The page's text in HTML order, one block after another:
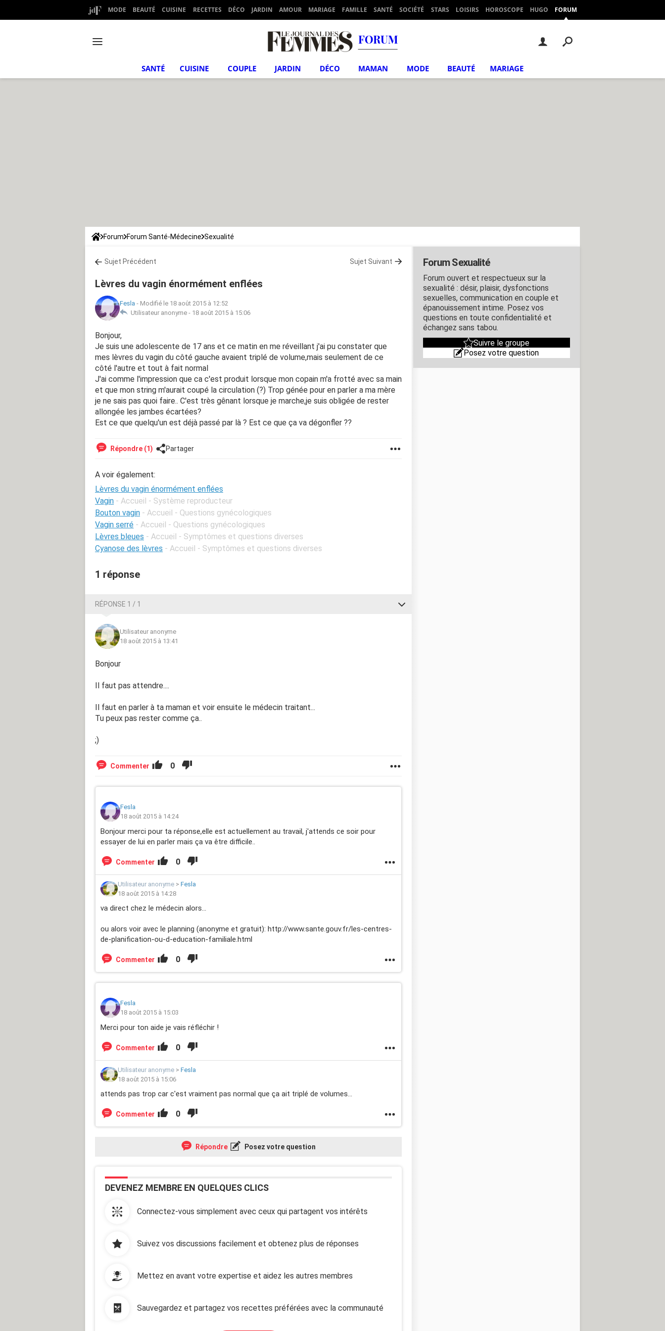
MODE BEAUTÉ CUISINE RECETTES DÉCO JARDIN AMOUR MARIAGE FAMILLE SANTÉ SOCIÉTÉ STARS LOISIRS HOROSCOPE HUGO FORUM
FORUM
SANTÉ CUISINE COUPLE JARDIN DÉCO MAMAN MODE BEAUTÉ MARIAGE
Forum Forum Santé-Médecine Sexualité
Sujet Précédent Sujet Suivant
Lèvres du vagin énormément enflées
Fesla - Modifié le 18 août 2015 à 12:52
Utilisateur anonyme - 18 août 2015 à 15:06
Bonjour,
Je suis une adolescente de 17 ans et ce matin en me réveillant j'ai pu constater que
mes lèvres du vagin du côté gauche avaient triplé de volume,mais seulement de ce
côté l'autre et tout à fait normal
J'ai comme l'impression que ca c'est produit lorsque mon copain m'a frotté avec sa main
et que mon string m'aurait coupé la circulation (?) Trop génée pour en parler a ma mère
je ne sais pas quoi faire.. C'est très gênant lorsque je marche,je suis obligée de rester
allongée les jambes écartées?
Est ce que quelqu'un est déjà passé par là ? Est ce que ça va dégonfler ??
Répondre (1) Partager
A voir également:
Lèvres du vagin énormément enflées
Vagin - Accueil - Système reproducteur
Bouton vagin - Accueil - Questions gynécologiques
Vagin serré - Accueil - Questions gynécologiques
Lèvres bleues - Accueil - Symptômes et questions diverses
Cyanose des lèvres - Accueil - Symptômes et questions diverses
1 réponse
RÉPONSE 1 / 1
Utilisateur anonyme
18 août 2015 à 13:41
Bonjour
Il faut pas attendre....
Il faut en parler à ta maman et voir ensuite le médecin traitant...
Tu peux pas rester comme ça..
;)
Commenter 0
Fesla
18 août 2015 à 14:24
Bonjour merci pour ta réponse,elle est actuellement au travail, j'attends ce soir pour
essayer de lui en parler mais ça va être difficile..
Commenter 0
Utilisateur anonyme > Fesla
18 août 2015 à 14:28
va direct chez le médecin alors...
ou alors voir avec le planning (anonyme et gratuit): http://www.sante.gouv.fr/les-centres-
de-planification-ou-d-education-familiale.html
Commenter 0
Fesla
18 août 2015 à 15:03
Merci pour ton aide je vais réfléchir !
Commenter 0
Utilisateur anonyme > Fesla
18 août 2015 à 15:06
attends pas trop car c'est vraiment pas normal que ça ait triplé de volumes...
Commenter 0
Répondre Posez votre question
DEVENEZ MEMBRE EN QUELQUES CLICS
Connectez-vous simplement avec ceux qui partagent vos intérêts
Suivez vos discussions facilement et obtenez plus de réponses
Mettez en avant votre expertise et aidez les autres membres
Sauvegardez et partagez vos recettes préférées avec la communauté
Forum Sexualité
Forum ouvert et respectueux sur la
sexualité : désir, plaisir, dysfonctions
sexuelles, communication en couple et
épanouissement intime. Posez vos
questions en toute confidentialité et
échangez sans tabou.
Suivre le groupe
Posez votre question